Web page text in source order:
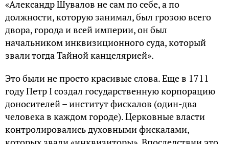
«Александр Шувалов не сам по себе, а по
должности, которую занимал, был грозою всего
двора, города и всей империи, он был
начальником инквизиционного суда, который
звали тогда Тайной канцелярией».
Это были не просто красивые слова. Еще в 1711
году Петр I создал государственную корпорацию
доносителей – институт фискалов (один-два
человека в каждом городе). Церковные власти
контролировались духовными фискалами,